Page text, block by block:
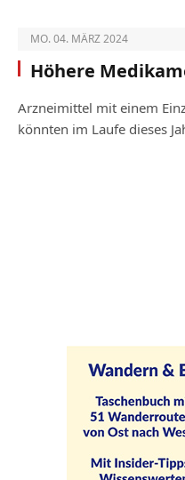
MO. 04. MÄRZ 2024
Höhere
Arzneimittel mit einem
könnten im Laufe dieses